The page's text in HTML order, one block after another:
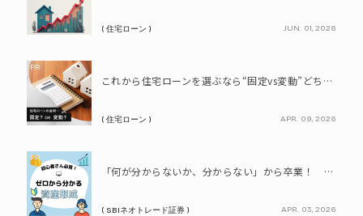
( 住宅ローン ) JUN. 01, 2026
PR
これから住宅ローンを選ぶなら“固定vs変動”どちらが正解? 9割が利用したいと答えた「いま決めなくてもいい」ローンとは!?
( 住宅ローン ) APR. 09, 2026
PR
「何が分からないか、分からない」から卒業！ SBIネオトレード証券で学ぶ、はじめての資産形成
( SBIネオトレード証券 ) APR. 03, 2026